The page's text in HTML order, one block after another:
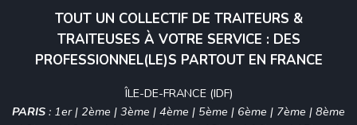
TOUT UN COLLECTIF DE TRAITEURS &
TRAITEUSES À VOTRE SERVICE : DES
PROFESSIONNEL(LE)S PARTOUT EN FRANCE
ÎLE-DE-FRANCE (IDF)
PARIS : 1er| 2ème | 3ème | 4ème | 5ème | 6ème | 7ème | 8ème